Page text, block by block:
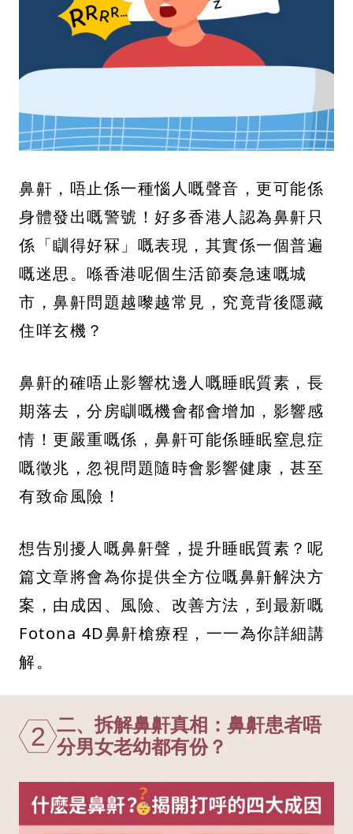
鼻鼾，唔止係一種惱人嘅聲音，更可能係
身體發出嘅警號！好多香港人認為鼻鼾只
係「瞓得好冧」嘅表現，其實係一個普遍
嘅迷思。喺香港呢個生活節奏急速嘅城
市，鼻鼾問題越嚟越常見，究竟背後隱藏
住咩玄機？
鼻鼾的確唔止影響枕邊人嘅睡眠質素，長
期落去，分房瞓嘅機會都會增加，影響感
情！更嚴重嘅係，鼻鼾可能係睡眠窒息症
嘅徵兆，忽視問題隨時會影響健康，甚至
有致命風險！
想告別擾人嘅鼻鼾聲，提升睡眠質素？呢
篇文章將會為你提供全方位嘅鼻鼾解決方
案，由成因、風險、改善方法，到最新嘅
Fotona 4D鼻鼾槍療程，一一為你詳細講
解。
2 二、拆解鼻鼾真相：鼻鼾患者唔
分男女老幼都有份？